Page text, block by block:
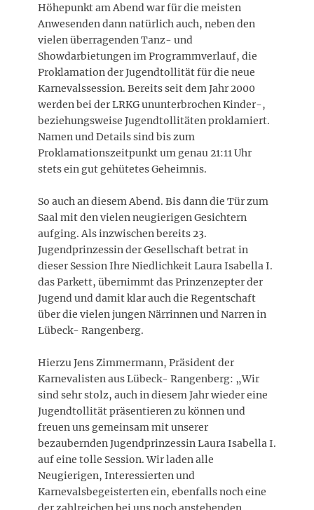
Höhepunkt am Abend war für die meisten
Anwesenden dann natürlich auch, neben den
vielen überragenden Tanz- und
Showdarbietungen im Programmverlauf, die
Proklamation der Jugendtollität für die neue
Karnevalssession. Bereits seit dem Jahr 2000
werden bei der LRKG ununterbrochen Kinder-,
beziehungsweise Jugendtollitäten proklamiert.
Namen und Details sind bis zum
Proklamationszeitpunkt um genau 21:11 Uhr
stets ein gut gehütetes Geheimnis.
So auch an diesem Abend. Bis dann die Tür zum
Saal mit den vielen neugierigen Gesichtern
aufging. Als inzwischen bereits 23.
Jugendprinzessin der Gesellschaft betrat in
dieser Session Ihre Niedlichkeit Laura Isabella I.
das Parkett, übernimmt das Prinzenzepter der
Jugend und damit klar auch die Regentschaft
über die vielen jungen Närrinnen und Narren in
Lübeck- Rangenberg.
Hierzu Jens Zimmermann, Präsident der
Karnevalisten aus Lübeck- Rangenberg: „Wir
sind sehr stolz, auch in diesem Jahr wieder eine
Jugendtollität präsentieren zu können und
freuen uns gemeinsam mit unserer
bezaubernden Jugendprinzessin Laura Isabella I.
auf eine tolle Session. Wir laden alle
Neugierigen, Interessierten und
Karnevalsbegeisterten ein, ebenfalls noch eine